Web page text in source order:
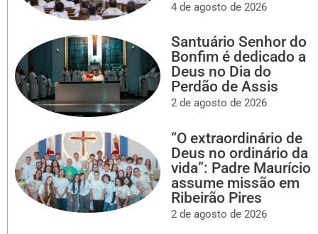
4 de agosto de 2026
Santuário Senhor do
Bonfim é dedicado a
Deus no Dia do
Perdão de Assis
2 de agosto de 2026
“O extraordinário de
Deus no ordinário da
vida”: Padre Maurício
assume missão em
Ribeirão Pires
2 de agosto de 2026